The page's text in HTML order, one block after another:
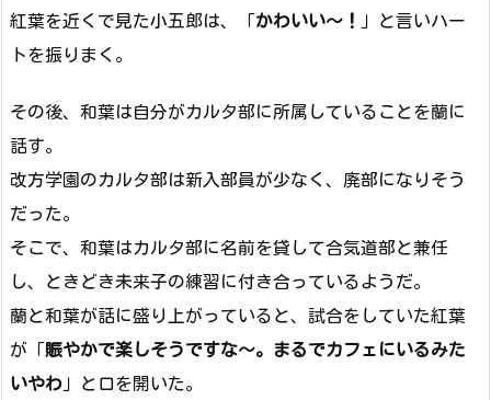
紅葉を近くで見た小五郎は、「かわいい～！ 」と言いハー
トを振りまく。
その後、和葉は自分がカルタ部に所属していることを蘭に
話す。
改方学園のカルタ部は新入部員が少なく、廃部になりそう
だった。
そこで、和葉はカルタ部に名前を貸して合気道部と兼任
し、ときどき未来子の練習に付き合っているようだ。
蘭と和葉が話に盛り上がっていると、試合をしていた紅葉
が「賑やかで楽しそうですな～。まるでカフェにいるみた
いやわ」と口を開いた。